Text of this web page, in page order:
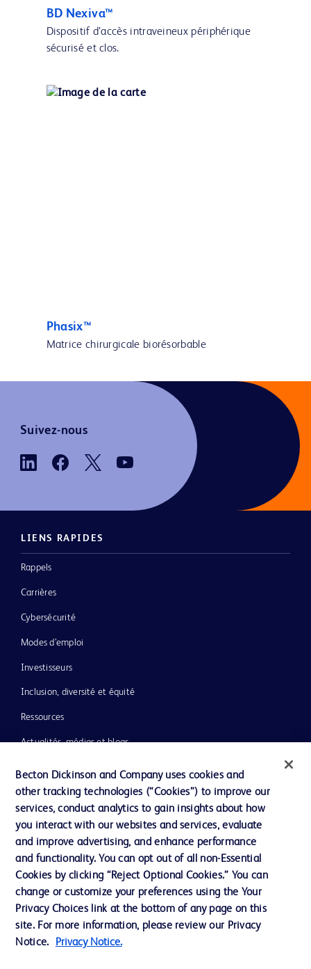
BD Nexiva™
Dispositif d’accès intraveineux périphérique
sécurisé et clos.
Phasix™
Matrice chirurgicale biorésorbable
Suivez-nous
LIENS RAPIDES
Rappels
Carrières
Cybersécurité
Modes d’emploi
Investisseurs
Inclusion, diversité et équité
Ressources
Actualités, médias et blogs
Ethique et conformité
Nous contacter
Paramètres des cookies
Charte de Protection des Données Personnelles
Conditions d'utlisation
Becton Dickinson and Company uses cookies and
other tracking technologies (“Cookies”) to improve our
services, conduct analytics to gain insights about how
you interact with our websites and services, evaluate
and improve advertising, and enhance performance
and functionality. You can opt out of all non-Essential
Cookies by clicking “Reject Optional Cookies.” You can
change or customize your preferences using the Your
Privacy Choices link at the bottom of any page on this
site. For more information, please review our Privacy
Notice.
Privacy Notice.